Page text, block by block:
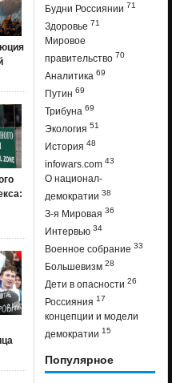
Будни Россиянии 71
Здоровье 71
Мировое
правительство 70
Аналитика 69
Путин 69
Трибуна 69
Экология 51
История 48
infowars.com 43
О национал-
демократии 38
З-я Мировая 36
Интервью 34
Военное собрание 33
Большевизм 28
Дети в опасности 26
Россияния 17
концепции и модели
демократии 15
Популярное